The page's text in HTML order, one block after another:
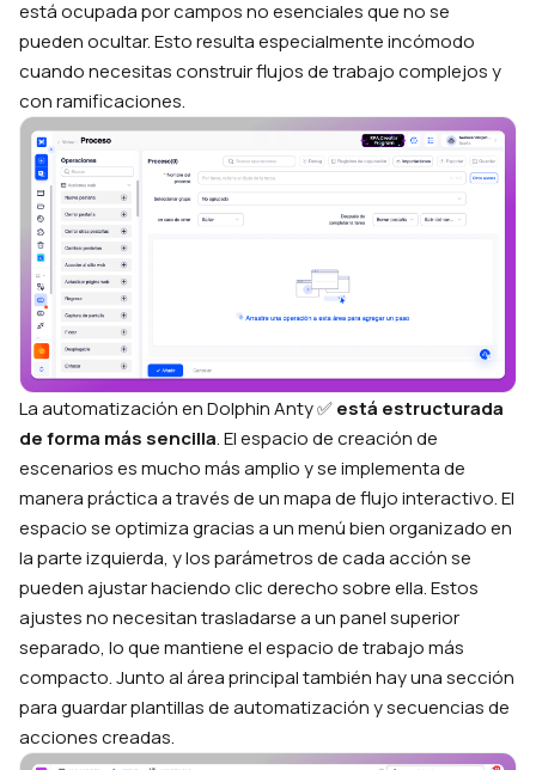
está ocupada por campos no esenciales que no se
pueden ocultar. Esto resulta especialmente incómodo
cuando necesitas construir flujos de trabajo complejos y
con ramificaciones.
La automatización en Dolphin Anty ✅está estructurada
de forma más sencilla. El espacio de creación de
escenarios es mucho más amplio y se implementa de
manera práctica a través de un mapa de flujo interactivo. El
espacio se optimiza gracias a un menú bien organizado en
la parte izquierda, y los parámetros de cada acción se
pueden ajustar haciendo clic derecho sobre ella. Estos
ajustes no necesitan trasladarse a un panel superior
separado, lo que mantiene el espacio de trabajo más
compacto. Junto al área principal también hay una sección
para guardar plantillas de automatización y secuencias de
acciones creadas.